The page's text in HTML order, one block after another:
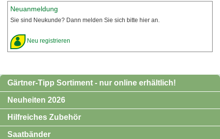
Neuanmeldung
Sie sind Neukunde? Dann melden Sie sich bitte hier an.
Neu registrieren
Gärtner-Tipp Sortiment - nur online erhältlich!
Neuheiten 2026
Hilfreiches Zubehör
Saatbänder